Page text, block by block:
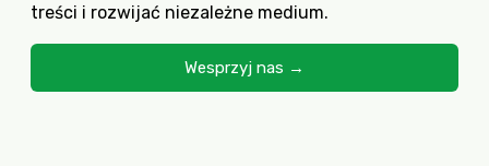
treści i rozwijać niezależne medium.
Wesprzyj nas →